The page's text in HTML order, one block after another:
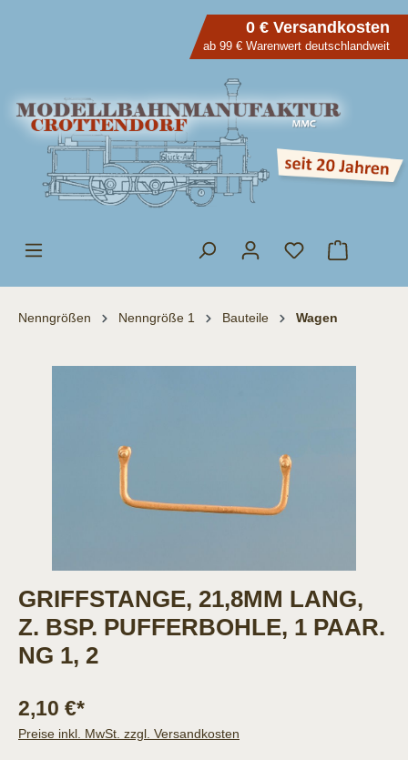
0 € Versandkosten
ab 99 € Warenwert deutschlandweit
Nenngrößen Nenngröße 1 Bauteile Wagen
GRIFFSTANGE, 21,8MM LANG,
Z. BSP. PUFFERBOHLE, 1 PAAR.
NG 1, 2
2,10 €*
Preise inkl. MwSt. zzgl. Versandkosten